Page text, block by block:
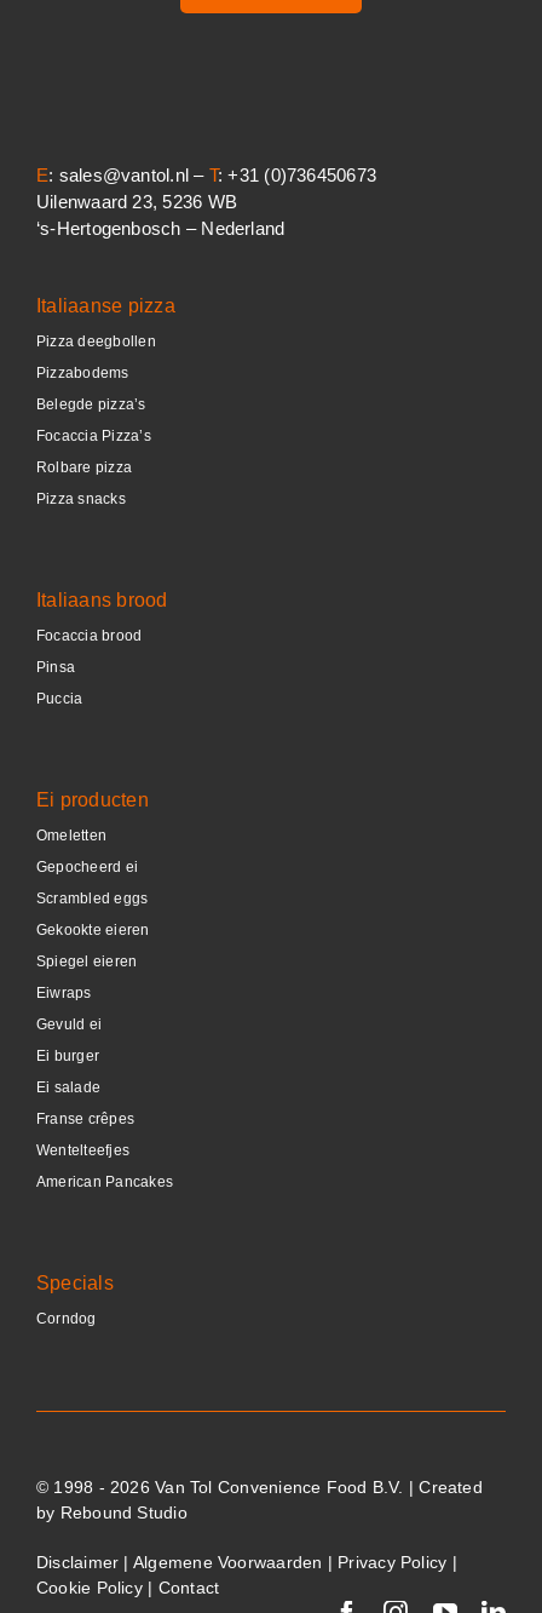
Italiaanse pizza
Pizza deegbollen
Pizzabodems
Belegde pizza’s
Focaccia Pizza’s
Rolbare pizza
Pizza snacks
Italiaans brood
Focaccia brood
Pinsa
Puccia
Ei producten
Omeletten
Gepocheerd ei
Scrambled eggs
Gekookte eieren
Spiegel eieren
Eiwraps
Gevuld ei
Ei burger
Ei salade
Franse crêpes
Wentelteefjes
American Pancakes
Specials
Corndog
E: sales@vantol.nl – T: +31 (0)736450673
Uilenwaard 23, 5236 WB
‘s-Hertogenbosch – Nederland
© 1998 - 2026 Van Tol Convenience Food B.V. | Created
by Rebound Studio
Disclaimer | Algemene Voorwaarden | Privacy Policy |
Cookie Policy | Contact